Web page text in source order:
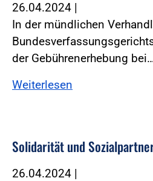
26.04.2024 |
In der mündlichen
der Gebührenerhebung
Weiterlesen
Solidarität und
26.04.2024 |